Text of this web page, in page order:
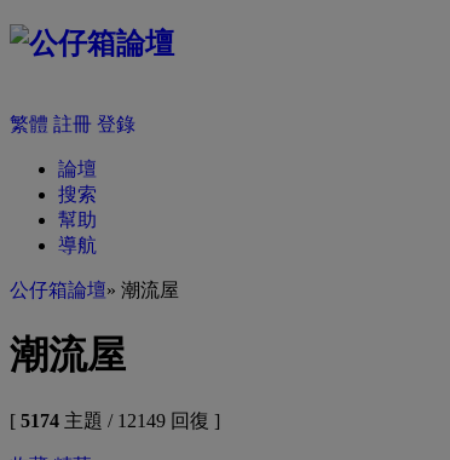
繁體 註冊 登錄
論壇
搜索
幫助
導航
公仔箱論壇» 潮流屋
潮流屋
[ 5174 主題 / 12149 回復 ]